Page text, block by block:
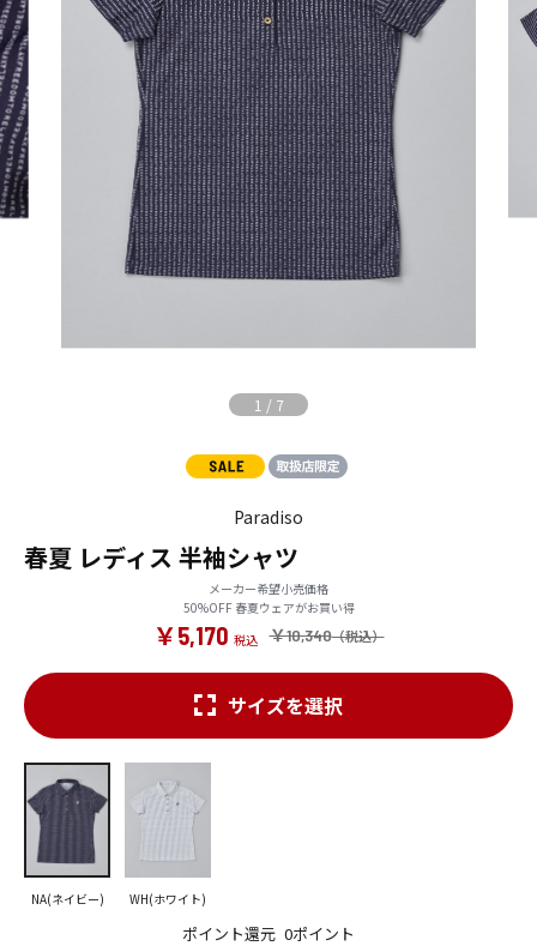
1 / 7
Paradiso
春夏 レディス 半袖シャツ
メーカー希望小売価格
50%OFF 春夏ウェアがお買い得
￥10,340
￥5,170
ポイント還元 0ポイント
サイズを選択
NA(ネイビー) WH(ホワイト)